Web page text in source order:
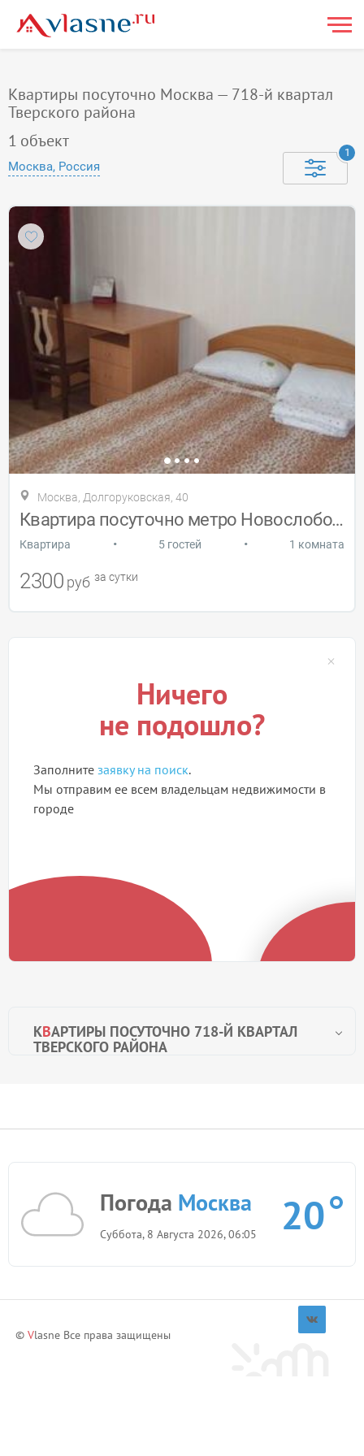
Квартиры посуточно Москва — 718-й квартал
Тверского района
1 объект
Москва, Россия
1
КВАРТИРЫ ПОСУТОЧНО 718-Й КВАРТАЛ
ТВЕРСКОГО РАЙОНА
Москва, Долгоруковская, 40
Квартира посуточно метро Новослободская
Квартира • 5 гостей • 1 комната
2300 руб за сутки
Ничего
не подошло?
Заполните заявку на поиск.
Мы отправим ее всем владельцам недвижимости в
городе
Погода Москва
Суббота, 8 Августа 2026, 06:05 20
© Vlasne Все права защищены